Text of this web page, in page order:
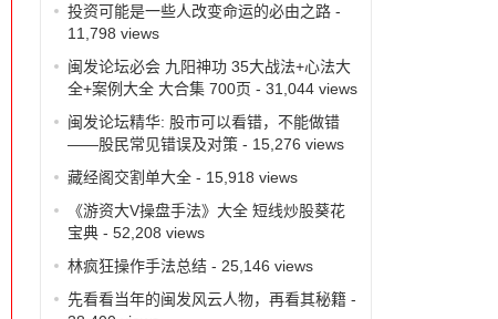
投资可能是一些人改变命运的必由之路-
11,798 views
闽发论坛必会 九阳神功 35大战法+心法大
全+案例大全 大合集 700页 - 31,044 views
闽发论坛精华: 股市可以看错，不能做错
——股民常见错误及对策- 15,276 views
藏经阁交割单大全- 15,918 views
《游资大V操盘手法》大全 短线炒股葵花
宝典- 52,208 views
林疯狂操作手法总结- 25,146 views
先看看当年的闽发风云人物，再看其秘籍-